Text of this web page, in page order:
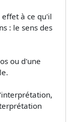
à ce qu'il
: le sens des
ou d'une